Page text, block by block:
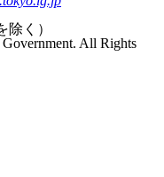
く）
All Rights